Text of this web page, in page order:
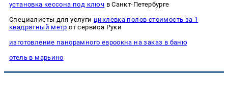
установка кессона под ключ в Санкт-Петербурге
Специалисты для услуги циклевка полов стоимость за 1
квадратный метр от сервиса Руки
изготовление панорамного евроокна на заказ в баню
отель в марьино